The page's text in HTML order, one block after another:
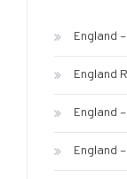
England
England
England
England